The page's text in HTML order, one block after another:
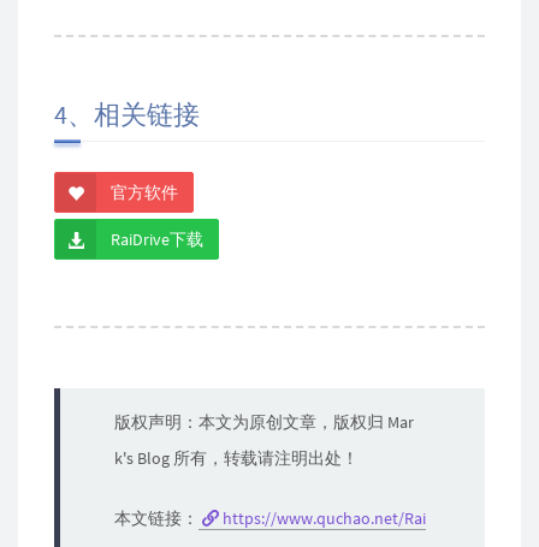
4、相关链接
官方软件
RaiDrive下载
版权声明：本文为原创文章，版权归 Mar
k's Blog 所有，转载请注明出处！
本文链接：
https://www.quchao.net/Rai